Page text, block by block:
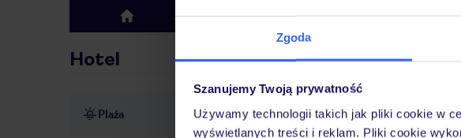
Zgoda
Szanujemy Twoją prywatność
Używamy technologii takich jak pliki cookie w
wyświetlanych treści i reklam. Pliki cookie
top Hotel Pokoje
Hotel
Plaża ok. 20-200 m od plaży (w zależności od położenia